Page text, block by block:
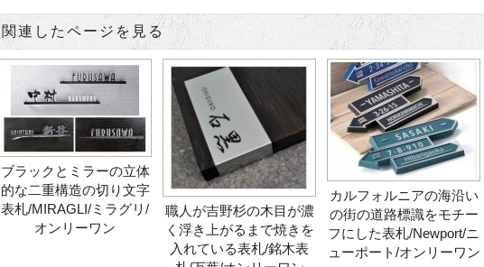
関連したページを見る
ブラックとミラーの立体
的な二重構造の切り文字
表札/MIRAGLI/ミラグリ/
オンリーワン
職人が吉野杉の木目が濃
く浮き上がるまで焼きを
入れている表札/銘木表
カルフォルニアの海沿い
の街の道路標識をモチー
フにした表札/Newport/ニ
ューポート/オンリーワン